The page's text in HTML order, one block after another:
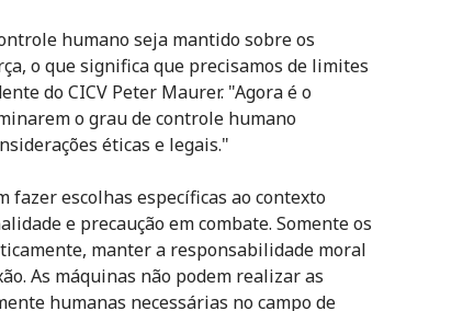
humano seja mantido sobre os
o que significa que precisamos de limites
do CICV Peter Maurer. "Agora é o
o grau de controle humano
éticas e legais."
fazer escolhas específicas ao contexto
e precaução em combate. Somente os
manter a responsabilidade moral
As máquinas não podem realizar as
humanas necessárias no campo de